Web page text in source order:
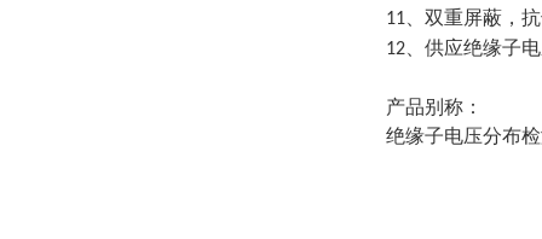
11 、双重屏蔽，
12 、供应绝缘子
产品别称：
绝缘子电压分布